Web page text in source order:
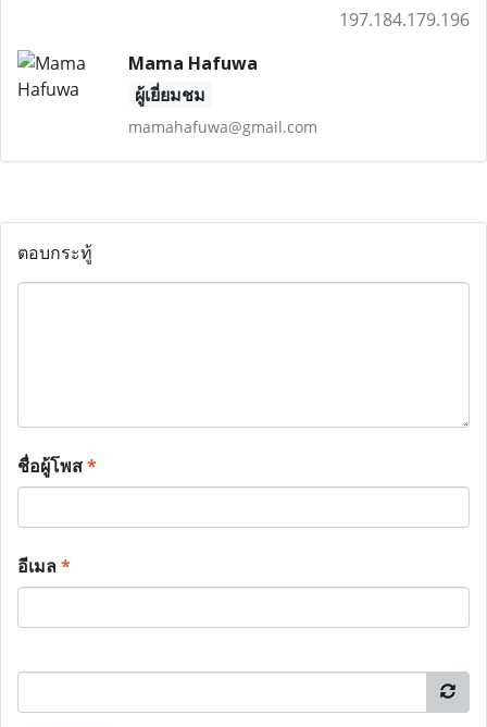
197.184.179.196
Mama Hafuwa
ผู้เยี่ยมชม
mamahafuwa@gmail.com
ตอบกระทู้
ชื่อผู้โพส*
อีเมล*